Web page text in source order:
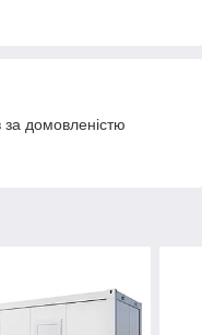
домовленістю